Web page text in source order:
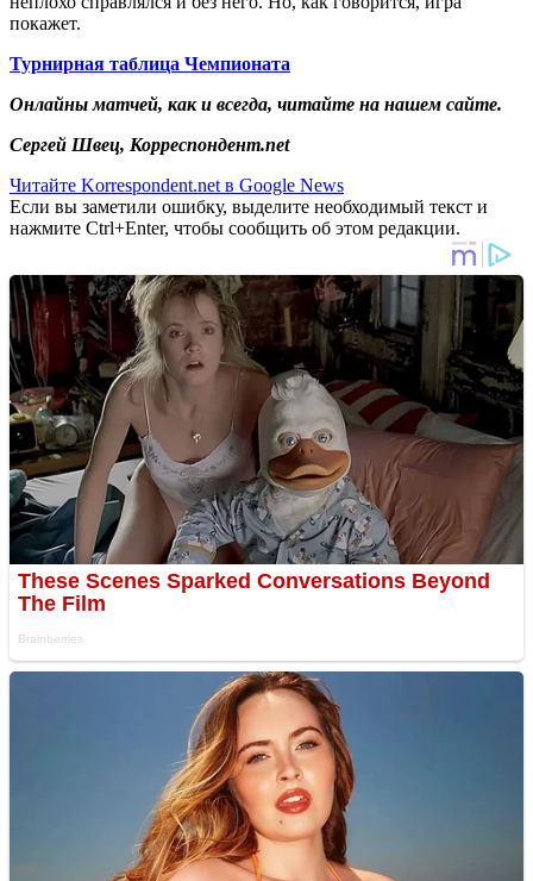
покажет.
Турнирная таблица Чемпионата
Онлайны матчей, как и всегда, читайте на нашем сайте.
Сергей Швец, Корреспондент.net
Читайте Korrespondent.net в Google News
Если вы заметили ошибку, выделите необходимый текст и
нажмите Ctrl+Enter, чтобы сообщить об этом редакции.